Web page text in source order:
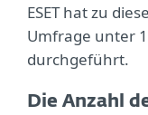
ESET hat zu
Umfrage unter
durchgeführt.
Die Anzahl